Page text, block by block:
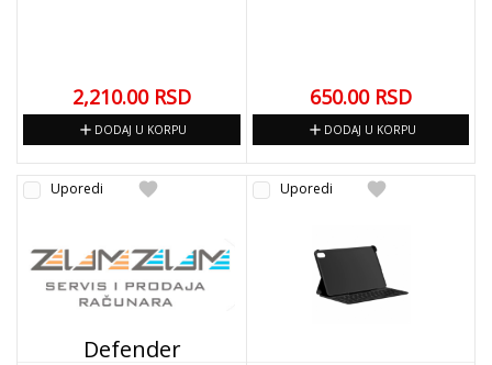
2,210.00 RSD
add DODAJ U KORPU
650.00 RSD
add DODAJ U KORPU
favorite
Uporedi
Defender
favorite
Uporedi